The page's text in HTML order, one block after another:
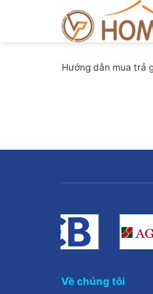
Hướng dẫn mua trả
Về chúng tôi